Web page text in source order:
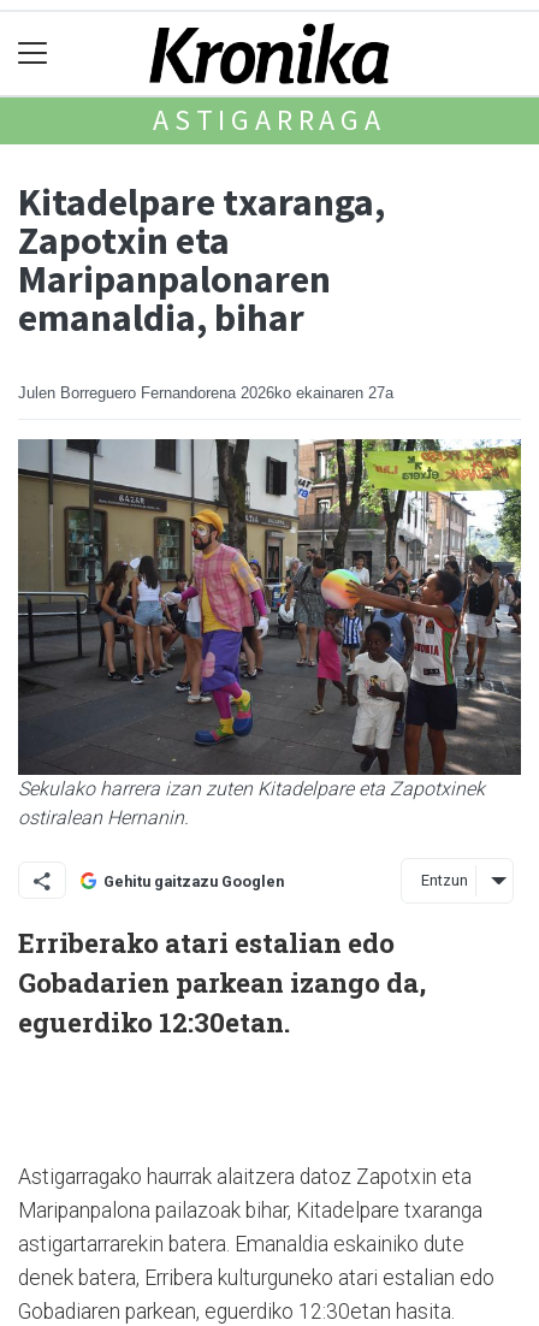
ASTIGARRAGA
Kitadelpare txaranga,
Zapotxin eta
Maripanpalonaren
emanaldia, bihar
Julen Borreguero Fernandorena 2026ko ekainaren 27a
Sekulako harrera izan zuten Kitadelpare eta Zapotxinek
ostiralean Hernanin.
Gehitu gaitzazu Googlen Entzun
Erriberako atari estalian edo
Gobadarien parkean izango da,
eguerdiko 12:30etan.
Astigarragako haurrak alaitzera datoz Zapotxin eta
Maripanpalona pailazoak bihar, Kitadelpare txaranga
astigartarrarekin batera. Emanaldia eskainiko dute
denek batera, Erribera kulturguneko atari estalian edo
Gobadiaren parkean, eguerdiko 12:30etan hasita.